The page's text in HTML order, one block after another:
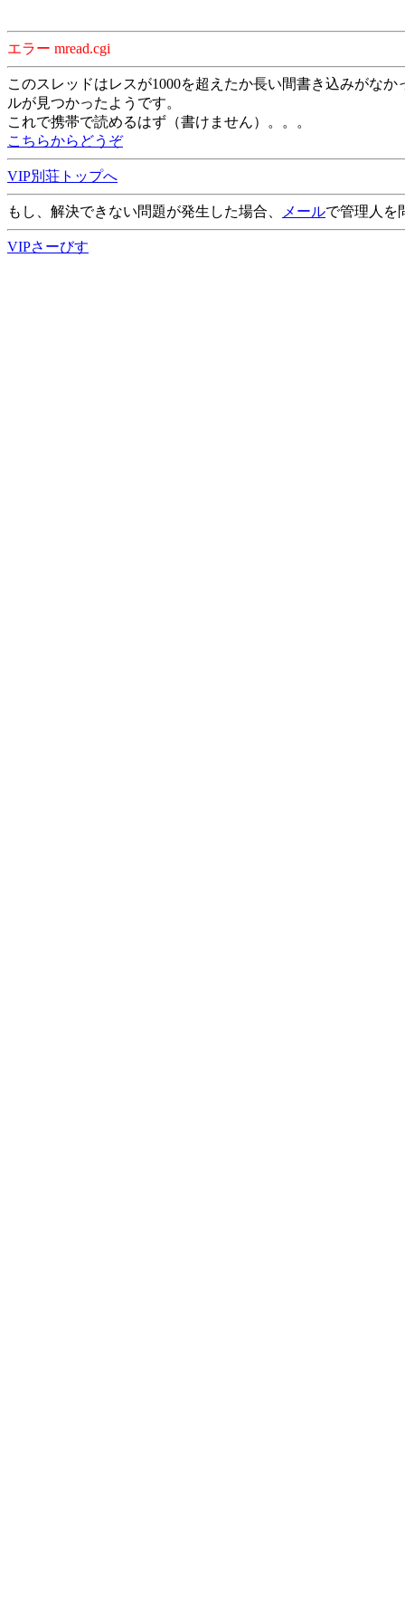
エラー mread.cgi
このスレッドはレスが1000を超えたか長い間書き込みがな
ルが見つかったようです。
これで携帯で読めるはず（書けません）。。。
こちらからどうぞ
VIP別荘トップへ
もし、解決できない問題が発生した場合、 メールで管理人を
VIPさーびす